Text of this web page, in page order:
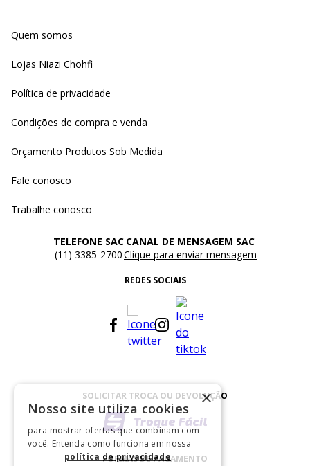
Quem somos
Lojas Niazi Chohfi
Política de privacidade
Condições de compra e venda
Orçamento Produtos Sob Medida
Fale conosco
Trabalhe conosco
TELEFONE SAC
(11) 3385-2700
CANAL DE MENSAGEM SAC
Clique para enviar mensagem
REDES SOCIAIS
SOLICITAR TROCA OU DEVOLUÇÃO
FORMAS DE PAGAMENTO
×
Nosso site utiliza cookies
para mostrar ofertas que combinam com
você. Entenda como funciona em nossa
política de privacidade